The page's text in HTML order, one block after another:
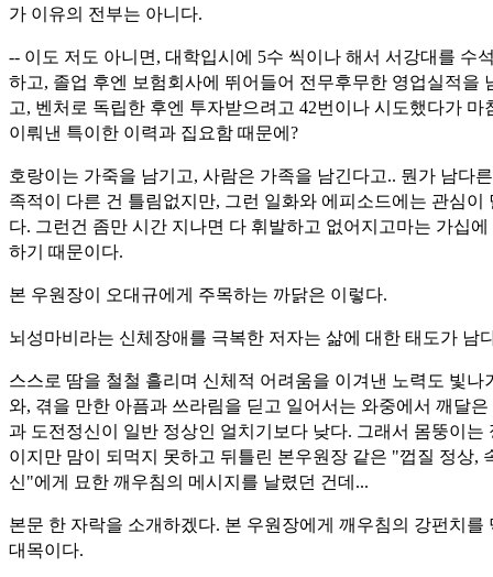
가 이유의 전부는 아니다.
-- 이도 저도 아니면, 대학입시에 5수 씩이나 해서 서강대를 수
하고, 졸업 후엔 보험회사에 뛰어들어 전무후무한 영업실적을
고, 벤처로 독립한 후엔 투자받으려고 42번이나 시도했다가 마
이뤄낸 특이한 이력과 집요함 때문에?
호랑이는 가죽을 남기고, 사람은 가족을 남긴다고.. 뭔가 남다
족적이 다른 건 틀림없지만, 그런 일화와 에피소드에는 관심이
다. 그런건 좀만 시간 지나면 다 휘발하고 없어지고마는 가십에
하기 때문이다.
본 우원장이 오대규에게 주목하는 까닭은 이렇다.
뇌성마비라는 신체장애를 극복한 저자는 삶에 대한 태도가 남
스스로 땀을 철철 흘리며 신체적 어려움을 이겨낸 노력도 빛나
와, 겪을 만한 아픔과 쓰라림을 딛고 일어서는 와중에서 깨달은
과 도전정신이 일반 정상인 얼치기보다 낮다. 그래서 몸뚱이는
이지만 맘이 되먹지 못하고 뒤틀린 본우원장 같은 "껍질 정상,
신"에게 묘한 깨우침의 메시지를 날렸던 건데...
본문 한 자락을 소개하겠다. 본 우원장에게 깨우침의 강펀치를
대목이다.